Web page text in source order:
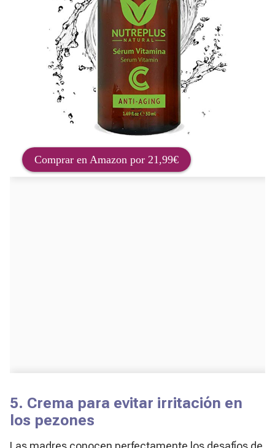
Comprar en Amazon por 21,99€
5. Crema para evitar irritación en
los pezones